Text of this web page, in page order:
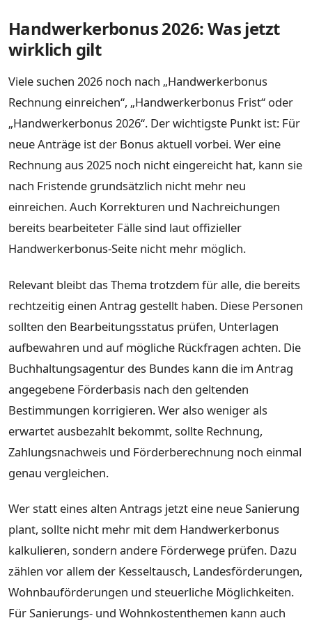
Handwerkerbonus 2026: Was jetzt
wirklich gilt
Viele suchen 2026 noch nach „Handwerkerbonus
Rechnung einreichen“, „Handwerkerbonus Frist“ oder
„Handwerkerbonus 2026“. Der wichtigste Punkt ist: Für
neue Anträge ist der Bonus aktuell vorbei. Wer eine
Rechnung aus 2025 noch nicht eingereicht hat, kann sie
nach Fristende grundsätzlich nicht mehr neu
einreichen. Auch Korrekturen und Nachreichungen
bereits bearbeiteter Fälle sind laut offizieller
Handwerkerbonus-Seite nicht mehr möglich.
Relevant bleibt das Thema trotzdem für alle, die bereits
rechtzeitig einen Antrag gestellt haben. Diese Personen
sollten den Bearbeitungsstatus prüfen, Unterlagen
aufbewahren und auf mögliche Rückfragen achten. Die
Buchhaltungsagentur des Bundes kann die im Antrag
angegebene Förderbasis nach den geltenden
Bestimmungen korrigieren. Wer also weniger als
erwartet ausbezahlt bekommt, sollte Rechnung,
Zahlungsnachweis und Förderberechnung noch einmal
genau vergleichen.
Wer statt eines alten Antrags jetzt eine neue Sanierung
plant, sollte nicht mehr mit dem Handwerkerbonus
kalkulieren, sondern andere Förderwege prüfen. Dazu
zählen vor allem der Kesseltausch, Landesförderungen,
Wohnbauförderungen und steuerliche Möglichkeiten.
Für Sanierungs- und Wohnkostenthemen kann auch